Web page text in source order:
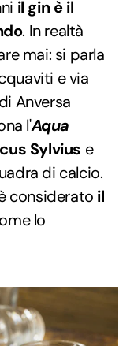
il gin è il
. In realtà
mai: si parla
e via
Anversa
l'Aqua
Sylvius e
di calcio.
considerato il
lo